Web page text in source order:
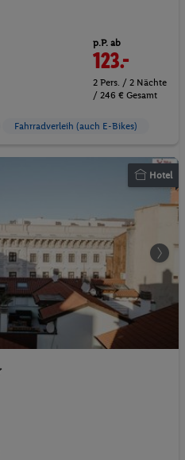
p.P. ab
123.-
2 Pers. / 2 Nächte
/ 246 € Gesamt
Fahrradverleih (auch E-Bikes)
Hotel